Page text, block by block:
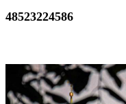
48523224586